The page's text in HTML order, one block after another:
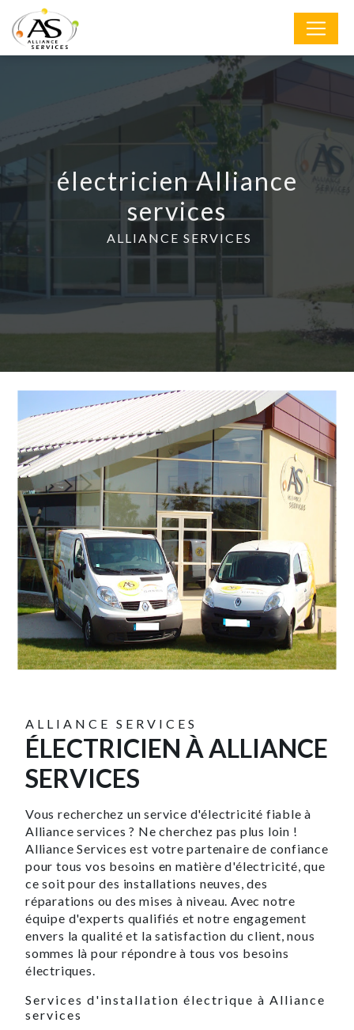
électricien Alliance
services
ALLIANCE SERVICES
ALLIANCE SERVICES
ÉLECTRICIEN À ALLIANCE
SERVICES
Vous recherchez un service d'électricité fiable à
Alliance services ? Ne cherchez pas plus loin !
Alliance Services est votre partenaire de confiance
pour tous vos besoins en matière d'électricité, que
ce soit pour des installations neuves, des
réparations ou des mises à niveau. Avec notre
équipe d'experts qualifiés et notre engagement
envers la qualité et la satisfaction du client, nous
sommes là pour répondre à tous vos besoins
électriques.
Services d'installation électrique à Alliance
services
Panneau de gestion des cookies